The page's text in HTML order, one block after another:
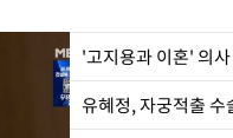
'고지용과 이혼' 의
유혜정, 자궁적출